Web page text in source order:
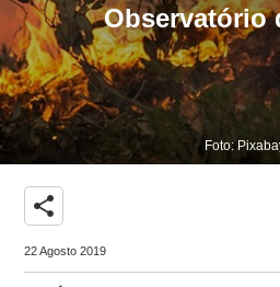
Observatório
Foto:
share
22 Agosto 2019